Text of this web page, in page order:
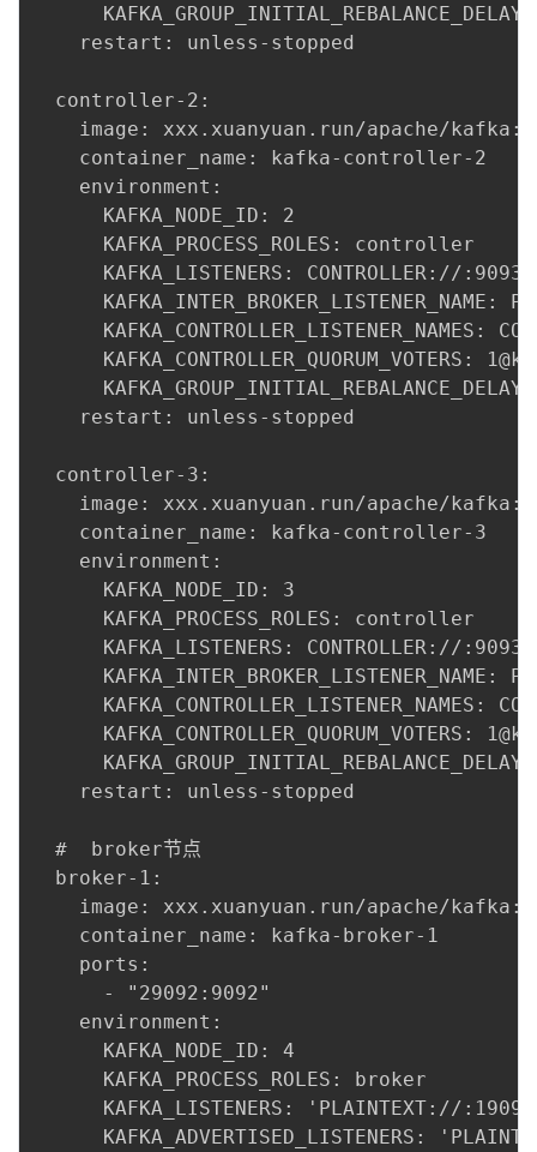
    restart: unless-stopped
  controller-2:
image: xxx.xuanyuan.run/apache/
    container_name: kafka-controller-2
    environment:
      KAFKA_NODE_ID: 2
      KAFKA_PROCESS_ROLES: controller
      KAFKA_LISTENERS: CONTROLLER://:9093
KAFKA_INTER_BROKER_LISTENER_NAME:
KAFKA_CONTROLLER_LISTENER_NAMES:
KAFKA_CONTROLLER_QUORUM_VOTERS:
    restart: unless-stopped
  controller-3:
image: xxx.xuanyuan.run/apache/
    container_name: kafka-controller-3
    environment:
      KAFKA_NODE_ID: 3
      KAFKA_PROCESS_ROLES: controller
      KAFKA_LISTENERS: CONTROLLER://:9093
KAFKA_INTER_BROKER_LISTENER_NAME:
KAFKA_CONTROLLER_LISTENER_NAMES:
KAFKA_CONTROLLER_QUORUM_VOTERS:
    restart: unless-stopped
  #  broker节点
  broker-1:
image: xxx.xuanyuan.run/apache/
    container_name: kafka-broker-1
    ports:
      - "29092:9092"
    environment:
      KAFKA_NODE_ID: 4
      KAFKA_PROCESS_ROLES: broker
KAFKA_LISTENERS: 'PLAINTEXT://
KAFKA_ADVERTISED_LISTENERS: